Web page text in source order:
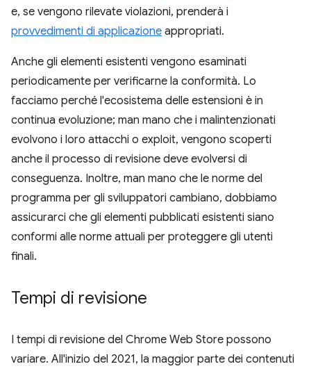
e, se vengono rilevate violazioni, prenderà i
provvedimenti di applicazione appropriati.
Anche gli elementi esistenti vengono esaminati
periodicamente per verificarne la conformità. Lo
facciamo perché l'ecosistema delle estensioni è in
continua evoluzione; man mano che i malintenzionati
evolvono i loro attacchi o exploit, vengono scoperti
anche il processo di revisione deve evolversi di
conseguenza. Inoltre, man mano che le norme del
programma per gli sviluppatori cambiano, dobbiamo
assicurarci che gli elementi pubblicati esistenti siano
conformi alle norme attuali per proteggere gli utenti
finali.
Tempi di revisione
I tempi di revisione del Chrome Web Store possono
variare. All'inizio del 2021, la maggior parte dei contenuti